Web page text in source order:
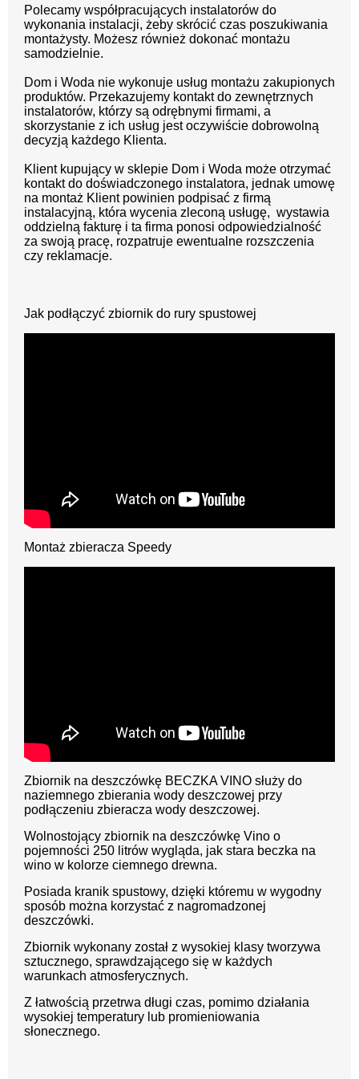
Polecamy współpracujących instalatorów do
wykonania instalacji, żeby skrócić czas poszukiwania
montażysty. Możesz również dokonać montażu
samodzielnie.
Dom i Woda nie wykonuje usług montażu zakupionych
produktów. Przekazujemy kontakt do zewnętrznych
instalatorów, którzy są odrębnymi firmami, a
skorzystanie z ich usług jest oczywiście dobrowolną
decyzją każdego Klienta.
Klient kupujący w sklepie Dom i Woda może otrzymać
kontakt do doświadczonego instalatora, jednak umowę
na montaż Klient powinien podpisać z firmą
instalacyjną, która wycenia zleconą usługę, wystawia
oddzielną fakturę i ta firma ponosi odpowiedzialność
za swoją pracę, rozpatruje ewentualne rozszczenia
czy reklamacje.
Jak podłączyć zbiornik do rury spustowej
Montaż zbieracza Speedy
Zbiornik na deszczówkę BECZKA VINO służy do
naziemnego zbierania wody deszczowej przy
podłączeniu zbieracza wody deszczowej.
Wolnostojący zbiornik na deszczówkę Vino o
pojemności 250 litrów wygląda, jak stara beczka na
wino w kolorze ciemnego drewna.
Posiada kranik spustowy, dzięki któremu w wygodny
sposób można korzystać z nagromadzonej
deszczówki.
Zbiornik wykonany został z wysokiej klasy tworzywa
sztucznego, sprawdzającego się w każdych
warunkach atmosferycznych.
Z łatwością przetrwa długi czas, pomimo działania
wysokiej temperatury lub promieniowania
słonecznego.